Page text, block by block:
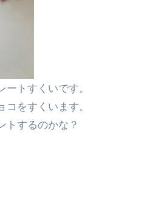
トすくいです。
をすくいます。
トするのかな？